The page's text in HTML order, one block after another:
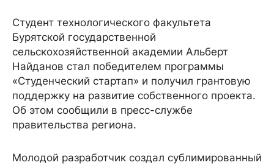
Студент технологического факультета
Бурятской государственной
сельскохозяйственной академии Альберт
Найданов стал победителем программы
«Студенческий стартап» и получил грантовую
поддержку на развитие собственного проекта.
Об этом сообщили в пресс-службе
правительства региона.
Молодой разработчик создал сублимированный